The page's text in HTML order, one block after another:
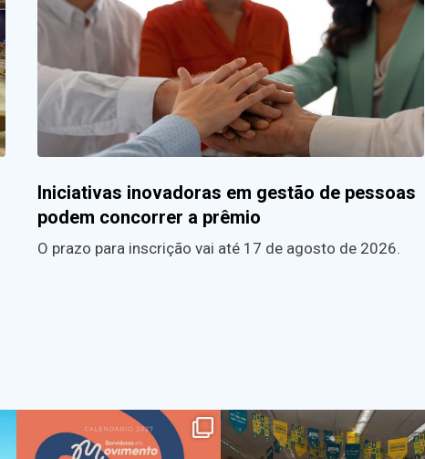
Iniciativas inovadoras em gestão de pessoas
podem concorrer a prêmio
O prazo para inscrição vai até 17 de agosto de 2026.